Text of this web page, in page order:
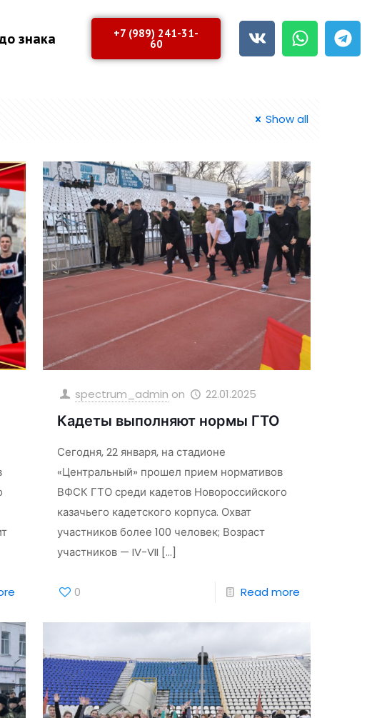
знака +7 (989) 241-31-
60
Show all
spectrum_admin on 22.01.2025
Кадеты выполняют нормы ГТО
Сегодня, 22 января, на стадионе
«Центральный» прошел прием нормативов
ВФСК ГТО среди кадетов Новороссийского
казачьего кадетского корпуса. Охват
участников более 100 человек; Возраст
участников — IV-VII […]
0 Read more